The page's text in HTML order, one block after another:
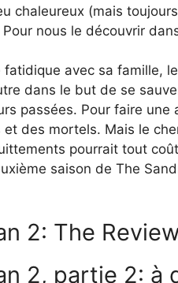
chaleureux (mais
nous le découvrir
avec sa famille,
dans le but de se
passées. Pour faire
des mortels. Mais le
pourrait tout
saison de The
2: The
2, partie 2: à